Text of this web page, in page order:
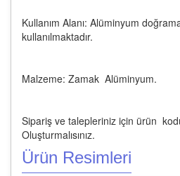
Kullanım Alanı: Alüminyum
kullanılmaktadır.
Malzeme: Zamak Alüminyum.
Sipariş ve talepleriniz için ürün
Oluşturmalısınız.
Ürün Resimleri